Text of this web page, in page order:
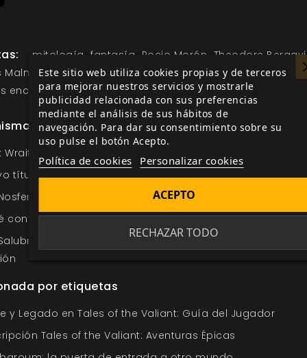
mitología fantasía Rocio Morón Theodore
Malmberg Paul Bonner cuentos de hadas trols
encantados Trudvang Chronicles
categoría
Wraith en la Oferta de la Semana
título en la sección Oferta de la Semana
en Saber de los Clanes
contiene Amor de Otro Mundo: Edición Deluxe?
en la Guía de Juego de Vampiro: La Mascarada 5ª
por etiquetas
y Legado en Tales of the Valiant: Guía del Jugador
Tales of the Valiant: Aventuras Épicas
Este sitio web utiliza cookies propias y de terceros
para mejorar nuestros servicios y mostrarle
publicidad relacionada con sus preferencias
mediante el análisis de sus hábitos de
navegación. Para dar su consentimiento sobre su
uso pulse el botón Acepto.
Política de cookies Personalizar cookies
RECHAZAR TODO
ACEPTO